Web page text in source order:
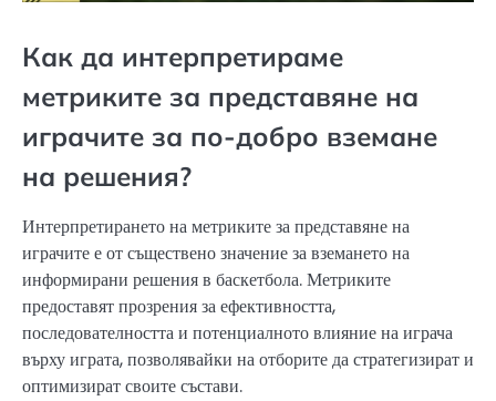
Как да интерпретираме
метриките за представяне на
играчите за по-добро вземане
на решения?
Интерпретирането на метриките за представяне на
играчите е от съществено значение за вземането на
информирани решения в баскетбола. Метриките
предоставят прозрения за ефективността,
последователността и потенциалното влияние на играча
върху играта, позволявайки на отборите да стратегизират и
оптимизират своите състави.